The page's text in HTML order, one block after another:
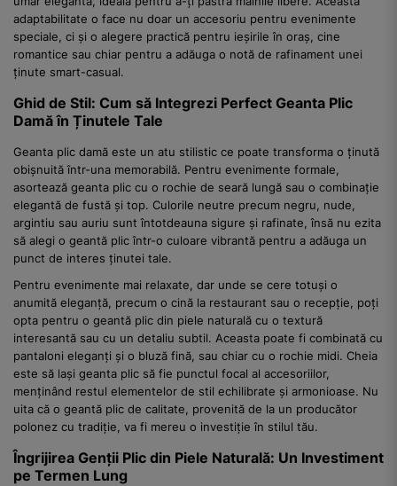
adaptabilitate o face nu doar un accesoriu pentru evenimente
speciale, ci și o alegere practică pentru ieșirile în oraș, cine
romantice sau chiar pentru a adăuga o notă de rafinament unei
ținute smart-casual.
Ghid de Stil: Cum să Integrezi Perfect Geanta Plic
Damă în Ținutele Tale
Geanta plic damă este un atu stilistic ce poate transforma o ținută
obișnuită într-una memorabilă. Pentru evenimente formale,
asortează geanta plic cu o rochie de seară lungă sau o combinație
elegantă de fustă și top. Culorile neutre precum negru, nude,
argintiu sau auriu sunt întotdeauna sigure și rafinate, însă nu ezita
să alegi o geantă plic într-o culoare vibrantă pentru a adăuga un
punct de interes ținutei tale.
Pentru evenimente mai relaxate, dar unde se cere totuși o
anumită eleganță, precum o cină la restaurant sau o recepție, poți
opta pentru o geantă plic din piele naturală cu o textură
interesantă sau cu un detaliu subtil. Aceasta poate fi combinată cu
pantaloni eleganți și o bluză fină, sau chiar cu o rochie midi. Cheia
este să lași geanta plic să fie punctul focal al accesoriilor,
menținând restul elementelor de stil echilibrate și armonioase. Nu
uita că o geantă plic de calitate, provenită de la un producător
polonez cu tradiție, va fi mereu o investiție în stilul tău.
Îngrijirea Genții Plic din Piele Naturală: Un Investiment
pe Termen Lung